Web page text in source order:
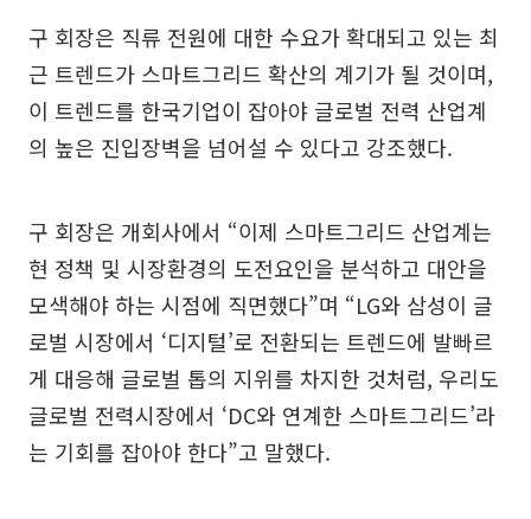
구 회장은 직류 전원에 대한 수요가 확대되고 있는 최
근 트렌드가 스마트그리드 확산의 계기가 될 것이며,
이 트렌드를 한국기업이 잡아야 글로벌 전력 산업계
의 높은 진입장벽을 넘어설 수 있다고 강조했다.
구 회장은 개회사에서 “이제 스마트그리드 산업계는
현 정책 및 시장환경의 도전요인을 분석하고 대안을
모색해야 하는 시점에 직면했다”며 “LG와 삼성이 글
로벌 시장에서 ‘디지털’로 전환되는 트렌드에 발빠르
게 대응해 글로벌 톱의 지위를 차지한 것처럼, 우리도
글로벌 전력시장에서 ‘DC와 연계한 스마트그리드’라
는 기회를 잡아야 한다”고 말했다.